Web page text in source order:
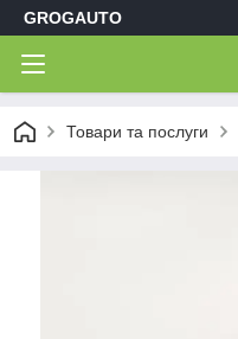
GROGAUTO
Товари та послуги